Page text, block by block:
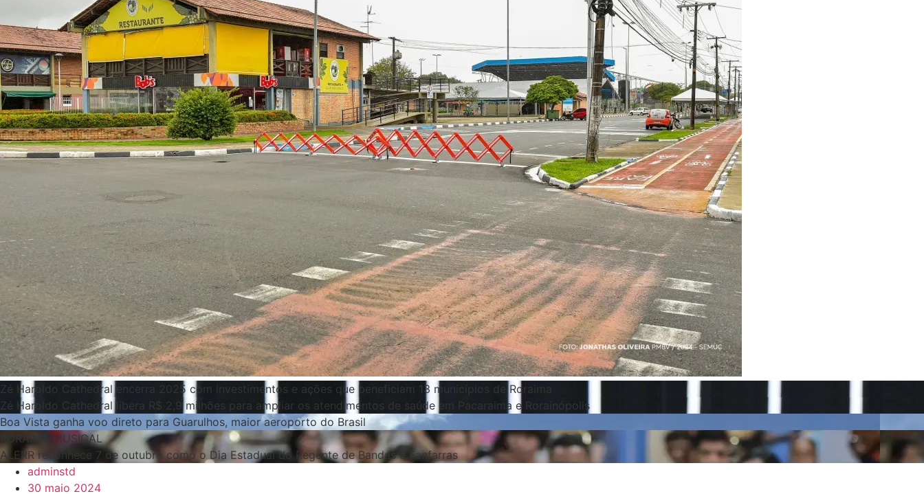
Zé Haroldo Cathedral encerra 2025 com investimentos e ações que beneficiam 13 municípios de Roraima
Zé Haroldo Cathedral libera R$ 2,9 milhões para ampliar os atendimentos de saúde em Pacaraima e Rorainópolis
Boa Vista ganha voo direto para Guarulhos, maior aeroporto do Brasil
RORAIMA MUSICAL
ALERR reconhece 7 de outubro como o Dia Estadual do Regente de Bandas e Fanfarras
adminstd
30 maio 2024